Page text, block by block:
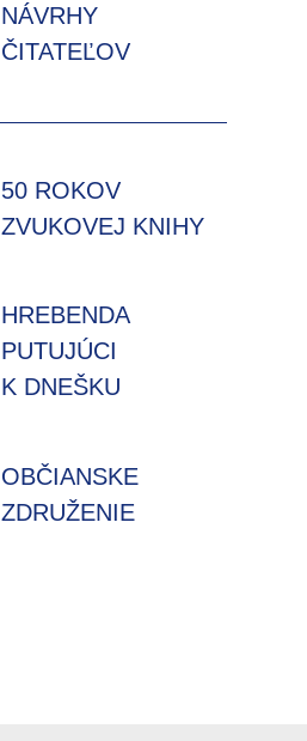
NÁVRHY
ČITATEĽOV
50 ROKOV
ZVUKOVEJ KNIHY
HREBENDA
PUTUJÚCI
K DNEŠKU
OBČIANSKE
ZDRUŽENIE